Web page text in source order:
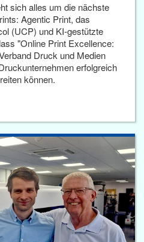
sich alles um die nächste
Agentic Print, das
(UCP) und KI-gestützte
"Online Print Excellence:
Druck und Medien
erfolgreich
können.